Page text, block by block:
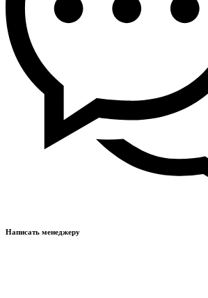
Написать менеджеру